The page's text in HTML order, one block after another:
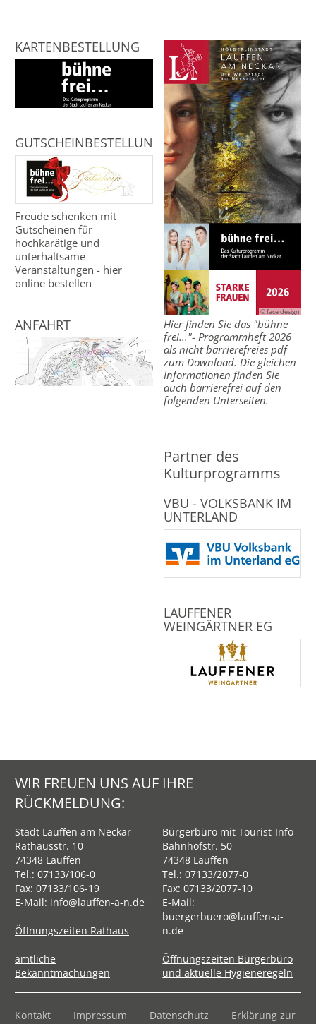
KARTENBESTELLUNG
GUTSCHEINBESTELLUNG
Freude schenken mit
Gutscheinen für
hochkarätige und
unterhaltsame
Veranstaltungen - hier
online bestellen
ANFAHRT
© face design
Hier finden Sie das "bühne
frei..."- Programmheft 2026
als nicht barrierefreies pdf
zum Download. Die gleichen
Informationen finden Sie
auch barrierefrei auf den
folgenden Unterseiten.
Partner des
Kulturprogramms
VBU - VOLKSBANK IM
UNTERLAND
LAUFFENER
WEINGÄRTNER EG
WIR FREUEN UNS AUF IHRE
RÜCKMELDUNG:
Stadt Lauffen am Neckar
Rathausstr. 10
74348 Lauffen
Tel.: 07133/106-0
Fax: 07133/106-19
E-Mail: info@lauffen-a-n.de
Öffnungszeiten Rathaus
amtliche
Bekanntmachungen
Bürgerbüro mit Tourist-Info
Bahnhofstr. 50
74348 Lauffen
Tel.:07133/2077-0
Fax: 07133/2077-10
E-Mail:
buergerbuero@lauffen-a-
n.de
Öffnungszeiten Bürgerbüro
und aktuelle Hygieneregeln
Kontakt Impressum Datenschutz Erklärung zur